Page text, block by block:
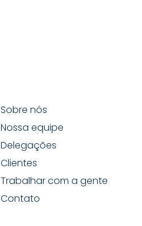
Sobre nós
Nossa equipe
Delegações
Clientes
Trabalhar com a gente
Contato